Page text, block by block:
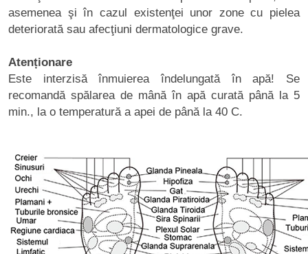
asemenea şi în cazul existenţei unor zone cu pielea
deteriorată sau afecţiuni dermatologice grave.
Atenționare
Este interzisă înmuierea îndelungată în apă! Se
recomandă spălarea de mână în apă curată până la 5
min., la o temperatură a apei de până la 40 C.